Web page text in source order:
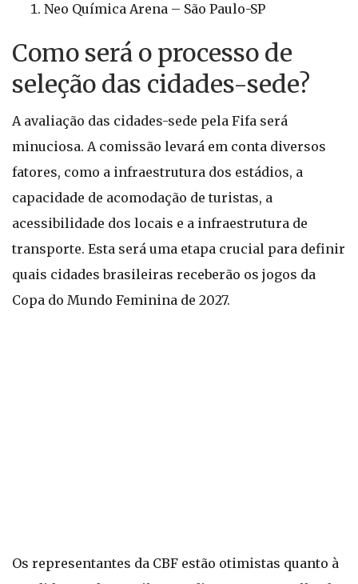
Neo Química Arena – São Paulo-SP
Como será o processo de
seleção das cidades-sede?
A avaliação das cidades-sede pela Fifa será
minuciosa. A comissão levará em conta diversos
fatores, como a infraestrutura dos estádios, a
capacidade de acomodação de turistas, a
acessibilidade dos locais e a infraestrutura de
transporte. Esta será uma etapa crucial para definir
quais cidades brasileiras receberão os jogos da
Copa do Mundo Feminina de 2027.
Os representantes da CBF estão otimistas quanto à